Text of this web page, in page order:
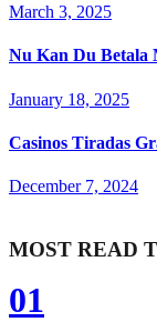
March 3, 2025
Nu Kan Du Betala
January 18, 2025
Casinos Tiradas
December 7, 2024
MOST READ
01